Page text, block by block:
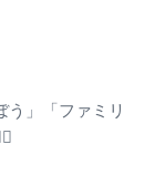
」「ファミリ